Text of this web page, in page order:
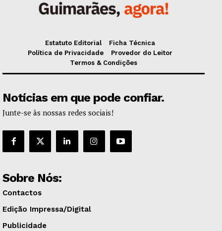
Estatuto Editorial
Ficha Técnica
Política de Privacidade
Provedor do Leitor
Termos & Condições
Notícias em que pode confiar.
Junte-se às nossas redes sociais!
Sobre Nós:
Contactos
Edição Impressa/Digital
Publicidade